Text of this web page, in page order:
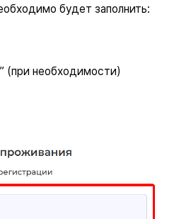
будет заполнить:
(при необходимости)